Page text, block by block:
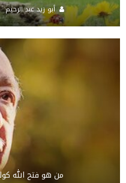
أبو زيد عبد الرحيم
من هو فتح الله